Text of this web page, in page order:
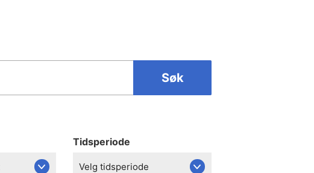
Søk
Tidsperiode
Velg tidsperiode